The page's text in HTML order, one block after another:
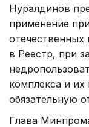
Нуралдинов
применение
в Реестр, при
комплекса и их
обязательную
Глава